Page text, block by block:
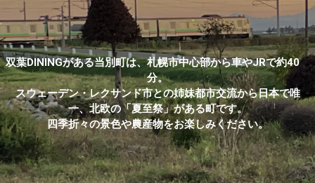
双葉DININGがある当別町は、札幌市中心部から車やJRで約40
分。
スウェーデン・レクサンド市との姉妹都市交流から日本で唯
一、北欧の「夏至祭」がある町です。
四季折々の景色や農産物をお楽しみください。